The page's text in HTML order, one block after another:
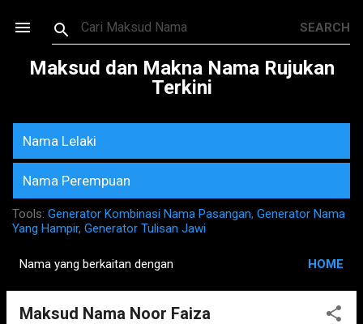
Skip to main content
Maksud dan Makna Nama Rujukan
Terkini
Nama Lelaki
Nama Perempuan
Tools: Generator Kombinasi Nama Pasangan, Generator Nama
Yang Hampir, Generator Tulisan Jawi
o
Nama yang berkaitan dengan HOME
Maksud Nama Noor Faiza